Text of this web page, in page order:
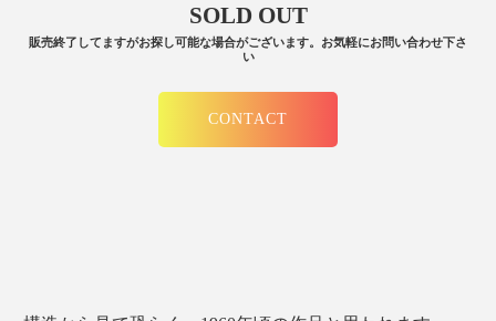
SOLD OUT
販売終了してますがお探し可能な場合がございます。お気軽にお問い合わせ下さ
い
CONTACT